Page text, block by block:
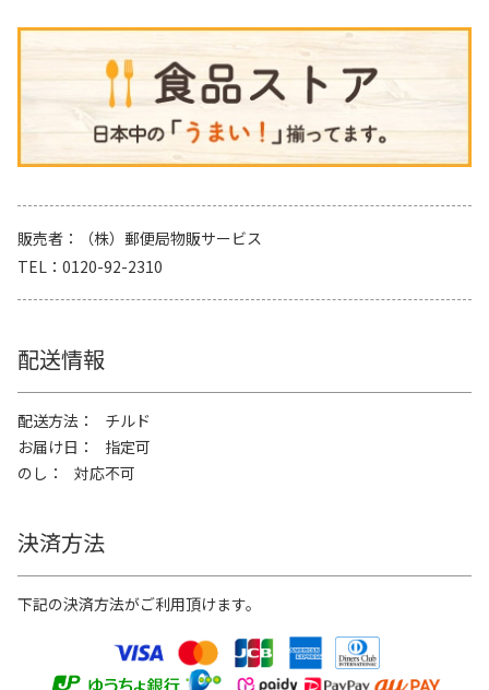
販売者
（株）郵便局物販サービス
TEL
0120-92-2310
配送情報
配送方法
チルド
お届け日
指定可
のし
対応不可
決済方法
下記の決済方法がご利用頂けます。